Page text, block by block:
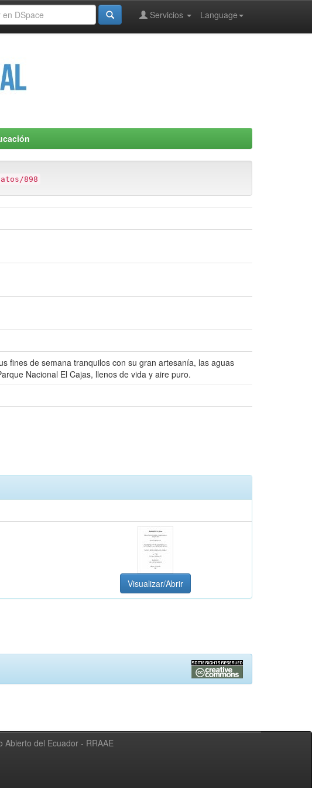
Language
Servicios
898
fines de semana tranquilos con su gran artesanía, las aguas
Nacional El Cajas, llenos de vida y aire puro.
Visualizar/Abrir
Abierto del Ecuador - RRAAE